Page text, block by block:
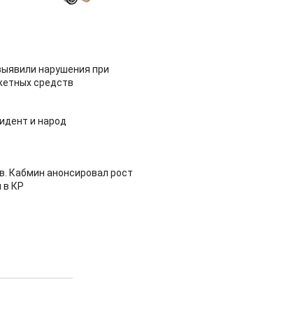
нарушения при
средств
и народ
Кабмин анонсировал рост
в КР